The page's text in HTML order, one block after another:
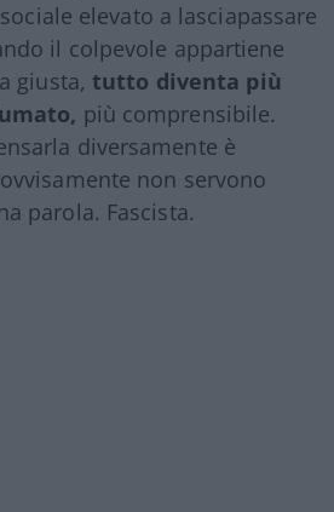
elevato a lasciapassare
il colpevole appartiene
giusta,tutto diventa più
più comprensibile.
diversamente è
non servono
parola. Fascista.